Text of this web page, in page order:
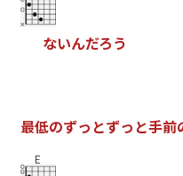
ないんだろう
最低のずっ とずっ と手前
E